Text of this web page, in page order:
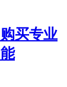
买专业